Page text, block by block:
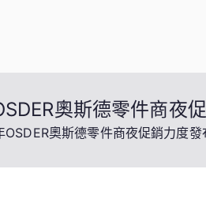
奧斯德零件商夜
奧斯德零件商夜促銷力度